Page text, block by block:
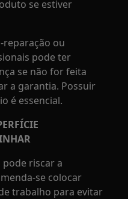
se estiver
reparação ou
pode ter
se não for feita
a garantia. Possuir
é essencial.
riscar a
se colocar
trabalho para evitar